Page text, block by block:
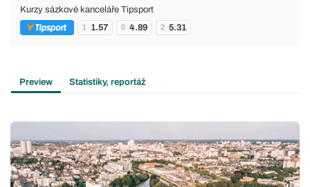
Kurzy sázkové kanceláře Tipsport
1 1.57 0 4.89 2 5.31
Preview Statistiky, reportáž